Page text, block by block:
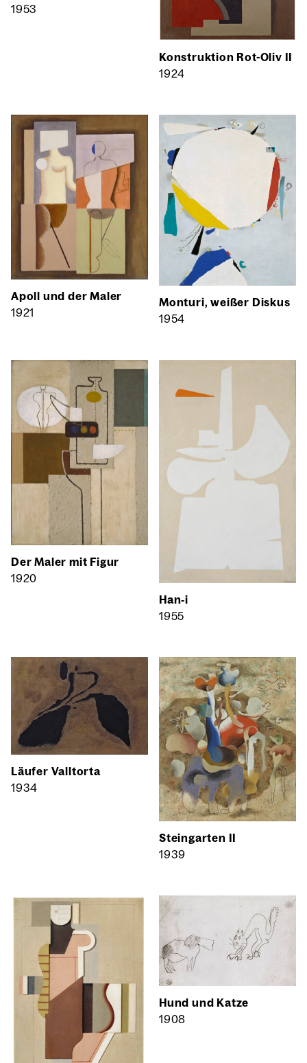
1953
Kon­struk­ti­on Rot-Oliv II
1924
Apoll und der Maler
1921
Mon­tu­ri, wei­ßer Dis­kus
1954
Der Maler mit Figur
1920
Han‑i
1955
Läu­fer Vall­tor­ta
1934
Stein­gar­ten II
1939
Hund und Kat­ze
1908